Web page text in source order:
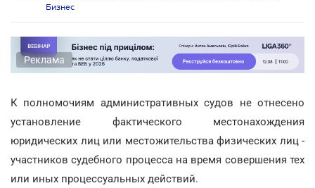
Бизнес
Реклама
К полномочиям административных судов не отнесено
установление фактического местонахождения
юридических лиц или местожительства физических лиц -
участников судебного процесса на время совершения тех
или иных процессуальных действий.